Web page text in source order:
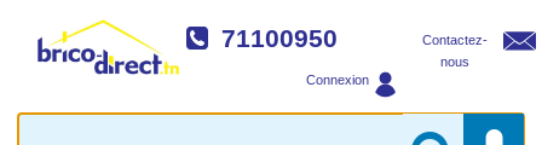
Contactez-
nous
71100950
Connexion